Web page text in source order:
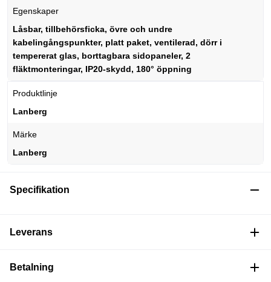
Egenskaper
Låsbar, tillbehörsficka, övre och undre
kabelingångspunkter, platt paket, ventilerad, dörr i
tempererat glas, borttagbara sidopaneler, 2
fläktmonteringar, IP20-skydd, 180° öppning
Produktlinje
Lanberg
Märke
Lanberg
Specifikation
Leverans
Betalning